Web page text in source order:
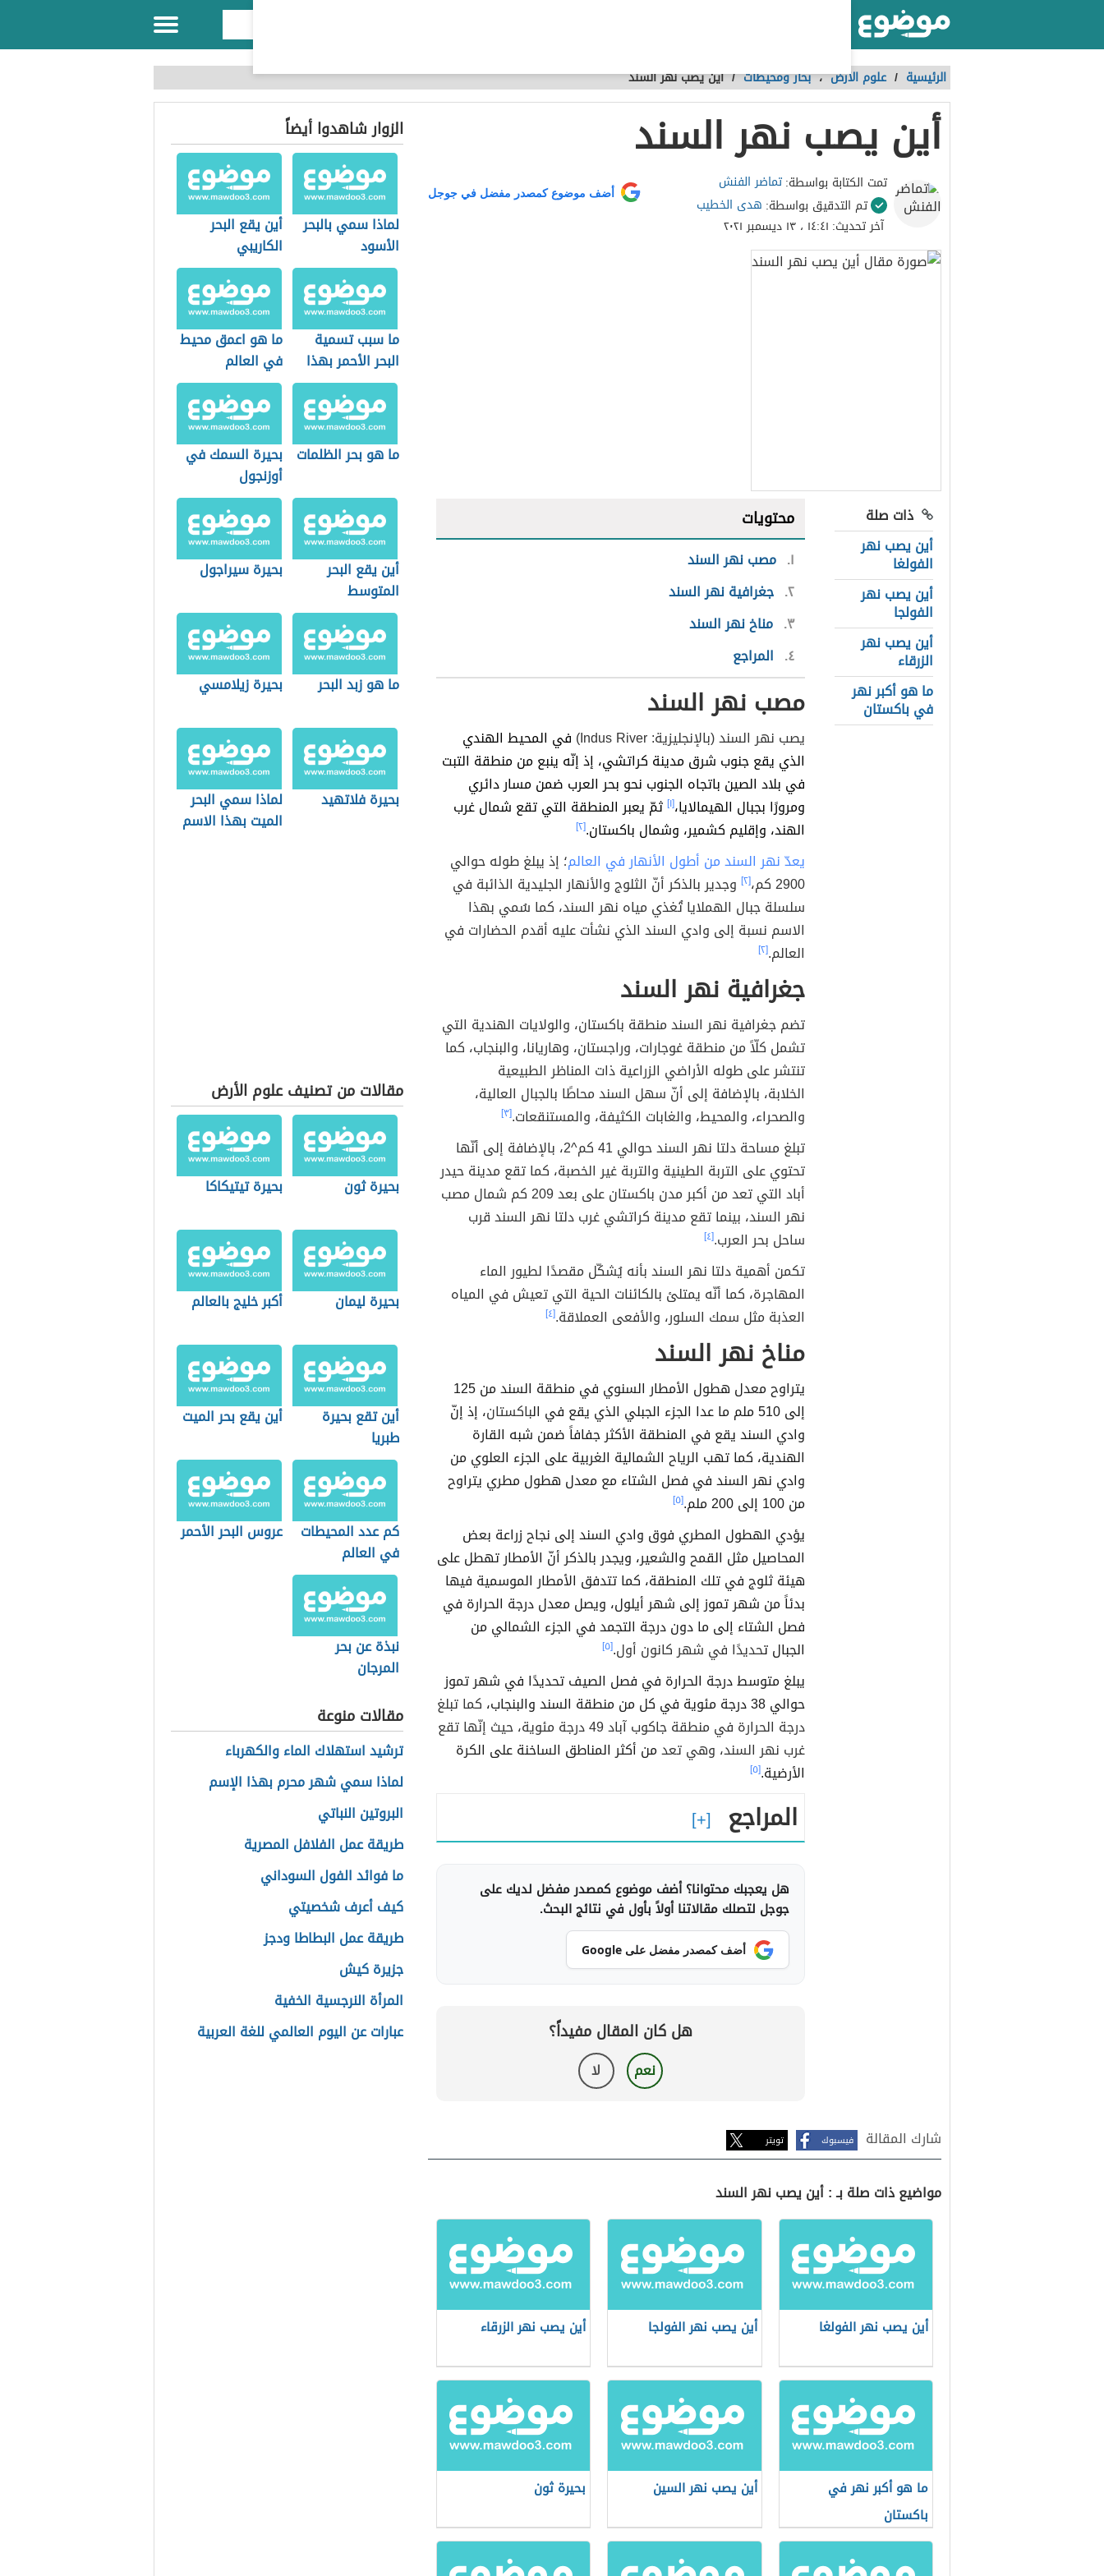
الرئيسية / علوم الأرض،بحار ومحيطات /أين يصب نهر السند
أين يصب نهر السند
تمت الكتابة بواسطة:تماضر الفنش
تم التدقيق بواسطة: هدى الخطيب
آخر تحديث: ١٤:٤١ ، ١٣ ديسمبر ٢٠٢١
أضف موضوع كمصدر مفضل في جوجل
ذات صلة
أين يصب نهر
الفولغا
أين يصب نهر
الفولجا
أين يصب نهر
الزرقاء
ما هو أكبر نهر
في باكستان
محتويات
١ مصب نهر السند
٢ جغرافية نهر السند
٣ مناخ نهر السند
٤ المراجع
مصب نهر السند
يصب نهر السند (بالإنجليزية: Indus River)
في المحيط الهندي
الذي يقع جنوب شرق مدينة كراتشي، إذ إنّه ينبع من منطقة التبت
في بلاد الصين باتجاه الجنوب نحو بحر العرب ضمن مسار دائري
ومرورًا بجبال الهيمالايا،[١] ثمّ يعبر المنطقة التي تقع شمال غرب
الهند، وإقليم كشمير، وشمال باكستان.[٢]
يعدّ نهر السند من أطول الأنهار في العالم؛ إذ يبلغ طوله حوالي
2900 كم،
[٢]
وجدير بالذكر أنّ الثلوج والأنهار الجليدية الذائبة في
سلسلة جبال الهملايا تُغذي مياه نهر السند، كما سُمي بهذا
الاسم نسبة إلى وادي السند الذي نشأت عليه أقدم الحضارات في
العالم.[٢]
جغرافية نهر السند
تضم جغرافية نهر السند منطقة باكستان، والولايات الهندية التي
تشمل كلّاً من منطقة غوجارات، وراجستان، وهاريانا، والبنجاب، كما
تنتشر على طوله الأراضي الزراعيةذات المناظر الطبيعية
الخلابة، بالإضافة إلى أنّ سهل السند محاطًا بالجبال العالية،
والصحراء، والمحيط، والغابات الكثيفة، والمستنقعات.[٣]
تبلغ مساحة دلتا نهر السند حوالي 41 كم^2، بالإضافة إلى أنّها
تحتوي على التربة الطينية والتربة غير الخصبة، كما تقع مدينة حيدر
أباد التي تعد من أكبر مدن باكستان على بعد 209 كم شمال مصب
نهر السند، بينما تقع مدينة كراتشي غرب دلتا نهر السند قرب
ساحل بحر العرب.[٤]
تكمن أهمية دلتا نهر السند بأنه يُشكّل مقصدًا لطيور الماء
المهاجرة، كما أنّه يمتلئ بالكائنات الحية التي تعيش في المياه
العذبة مثل سمك السلور، والأفعى العملاقة.[٤]
مناخ نهر السند
يتراوح معدل هطول الأمطار السنوي في منطقة السند من 125
إلى 510 ملم ما عدا الجزء الجبلي الذي يقع في ال
باكستان، إذ إنّ
وادي السند يقع في المنطقة الأكثر جفافاً ضمن شبه القارة
الهندية، كما تهب الرياح الشمالية الغربية على الجزء العلوي من
وادي نهر السند في فصل الشتاء مع معدل هطول مطري يتراوح
من 100 إلى 200 ملم.
[٥]
يؤدي الهطول المطري فوق وادي السند إلى نجاح زراعة بعض
المحاصيل مثل القمح والشعير، ويجدر بالذكر أنّ الأمطار تهطل على
هيئة ثلوج في تلك المنطقة، كما تتدفق الأمطار الموسمية فيها
بدئاً من شهر تموز إلى شهر أيلول، ويصل معدل ​​درجة الحرارة في
فصل الشتاء إلى ما دون درجة التجمد في الجزء الشمالي من
الجبال تحديدًا في شهر كانون أول.[٥]
يبلغ متوسط ​​درجة الحرارة في فصل الصيف تحديدًا في شهر تموز
حوالي 38 درجة مئوية في كل من منطقة السند والبنجاب،
كما تبلغ
درجة الحرارة في منطقة جاكوب آباد 49 درجة مئوية، حيث إنّها تقع
غرب نهر السند، وهي تعدمن أكثر المناطق الساخنة على الكرة
الأرضية.[٥]
المراجع
هل يعجبك محتوانا؟ أضف موضوع كمصدر مفضل لديك على
جوجل لتصلك مقالاتنا أولاً بأول في نتائج البحث.
أضف كمصدر مفضل على Google
هل كان المقال مفيداً؟
نعم لا
شارك المقالة فيسبوك تويتر
مواضيع ذات صلة بـ : أين يصب نهر السند
أين يصب نهر الفولغا أين يصب نهر الفولجا أين يصب نهر الزرقاء
ما هو أكبر نهر في
باكستان
أين يصب نهر السين بحيرة ثون
الزوار شاهدوا أيضاً
لماذا سمي بالبحر
الأسود
أين يقع البحر
الكاريبي
ما سبب تسمية
البحر الأحمر بهذا
الاسم
ما هو اعمق محيط
في العالم
ما هو بحر الظلمات بحيرة السمك في
أوزنجول
أين يقع البحر
المتوسط
بحيرة سيراجول
ما هو زبد البحر بحيرة زيلامسي
بحيرة فلاتهيد
لماذا سمي البحر
الميت بهذا الاسم
مقالات من تصنيف علوم الأرض
بحيرة ثون بحيرة تيتيكاكا
بحيرة ليمان أكبر خليج بالعالم
أين تقع بحيرة
طبريا
أين يقع بحر الميت
كم عدد المحيطات
في العالم
عروس البحر الأحمر
نبذة عن بحر
المرجان
مقالات منوعة
ترشيد استهلاك الماء والكهرباء
لماذا سمي شهر محرم بهذا الإسم
البروتين النباتي
طريقة عمل الفلافل المصرية
ما فوائد الفول السوداني
كيف أعرف شخصيتي
طريقة عمل البطاطا ودجز
جزيرة كيش
المرأة النرجسية الخفية
عبارات عن اليوم العالمي للغة العربية